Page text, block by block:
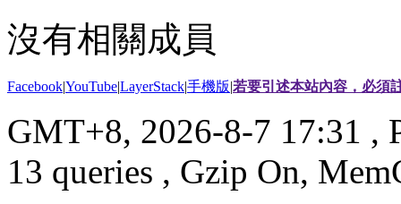
沒有相關成員
Facebook|YouTube|LayerStack|手機版|若要引述本站內容，必須
GMT+8, 2026-8-7 17:31 ,
13 queries , Gzip On,